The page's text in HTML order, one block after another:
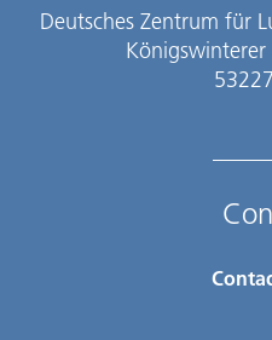
Deutsches Zentrum für